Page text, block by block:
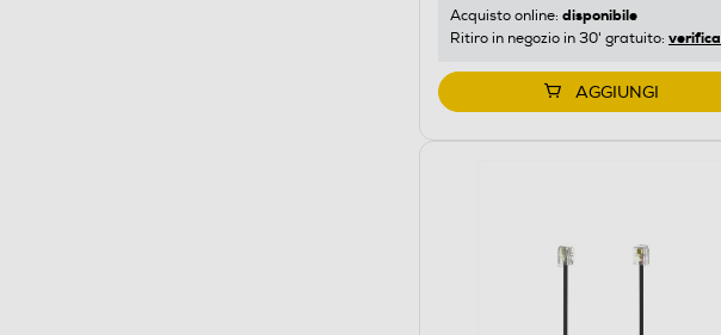
Acquisto online: disponibile
Ritiro in negozio in 30' gratuito: verifica
AGGIUNGI